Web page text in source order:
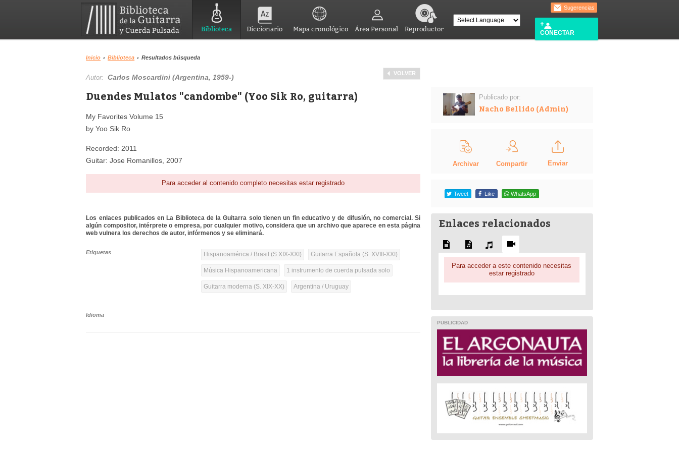
Biblioteca Diccionario Mapa cronológico Área Personal Reproductor
Sugerencias
CONECTAR
Inicio › Biblioteca › Resultados búsqueda
VOLVER
Autor:Carlos Moscardini (Argentina, 1959-)
Duendes Mulatos "candombe" (Yoo Sik Ro, guitarra)
My Favorites Volume 15
by Yoo Sik Ro
Recorded: 2011
Guitar: Jose Romanillos, 2007
Para acceder al contenido completo necesitas estar registrado
Los enlaces publicados en La Biblioteca de la Guitarra solo tienen un fin educativo y de difusión, no comercial. Si
algún compositor, intérprete o empresa, por cualquier motivo, considera que un archivo que aparece en esta página
web vulnera los derechos de autor, infórmenos y se eliminará.
Etiquetas Hispanoamérica / Brasil (S.XIX-XXI) Guitarra Española (S. XVIII-XXI)
Música Hispanoamericana 1 instrumento de cuerda pulsada solo
Guitarra moderna (S. XIX-XX) Argentina / Uruguay
Idioma
Publicado por:
Nacho Bellido (Admin)
Archivar Compartir Enviar
Tweet Like WhatsApp
Enlaces relacionados
Para acceder a este contenido necesitas
estar registrado
PUBLICIDAD